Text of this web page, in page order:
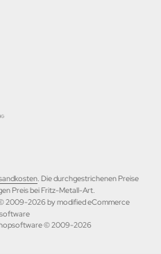
. Die durchgestrichenen Preise
Preis bei Fritz-Metall-Art.
2009-2026 by modified eCommerce
© 2009-2026